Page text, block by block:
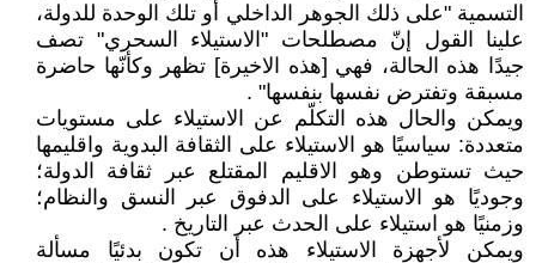
‏التسمية "على ذلك الجوهر الداخلي أو تلك ‏الوحدة للدولة،
علينا القول إنّ مصطلحات ‏‏"الاستيلاء السحري" تصف
جيدًا هذه الحالة، ‏فهي [هذه الاخيرة] تظهر وكأنّها حاضرة
مسبقة ‏وتفترض نفسها بنفسها"‏ ‏. ‏
ويمكن والحال هذه التكلّم عن الاستيلاء على ‏مستويات
متعددة: سياسيًا هو الاستيلاء على ‏الثقافة البدوية واقليمها
حيث تستوطن وهو الاقليم ‏المقتلع عبر ثقافة الدولة؛
وجوديًا هو الاستيلاء ‏على الدفوق عبر النسق والنظام؛
وزمنيًا هو استيلاء ‏على الحدث عبر التاريخ ‏.‏
ويمكن لأجهزة الاستيلاء هذه أن تكون بدئيًا ‏مسألة